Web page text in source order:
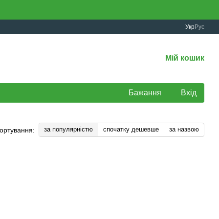
УкрРус
Мій кошик
Бажання Вхід
за популярністю спочатку дешевше за назвою